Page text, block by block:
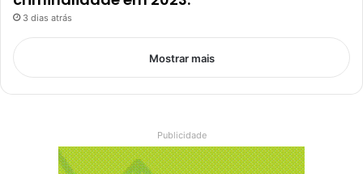
3 dias atrás
Mostrar mais
Publicidade